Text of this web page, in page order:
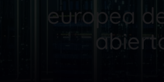
europea